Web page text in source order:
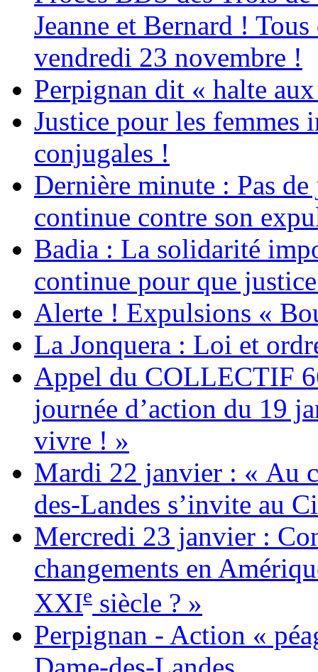
Jeanne et Bernard !
vendredi 23 novembre !
Perpignan dit « halte
Justice pour les femmes
conjugales !
Dernière minute : Pas
continue contre son
Badia : La solidarité
continue pour que
Alerte ! Expulsions «
La Jonquera : Loi et
Appel du COLLECTIF
journée d’action du 19
vivre ! »
Mardi 22 janvier : « Au
des-Landes s’invite au
Mercredi 23 janvier :
changements en
XXIe siècle ? »
Perpignan - Action «